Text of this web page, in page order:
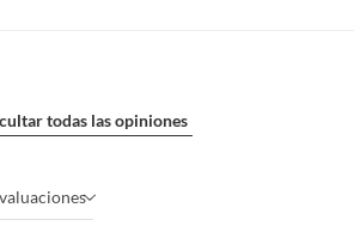
todas las opiniones